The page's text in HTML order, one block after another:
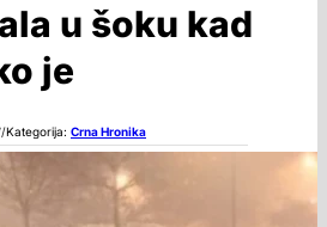
u šoku kad
je
/Kategorija: Crna Hronika